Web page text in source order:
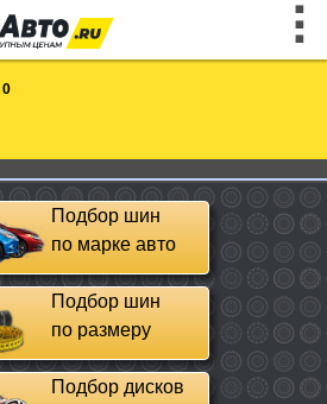
0
Подбор шин
по марке авто
Подбор шин
по размеру
Подбор дисков